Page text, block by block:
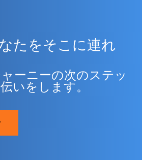
たをそこに連れ
ーニーの次のステッ
いをします。